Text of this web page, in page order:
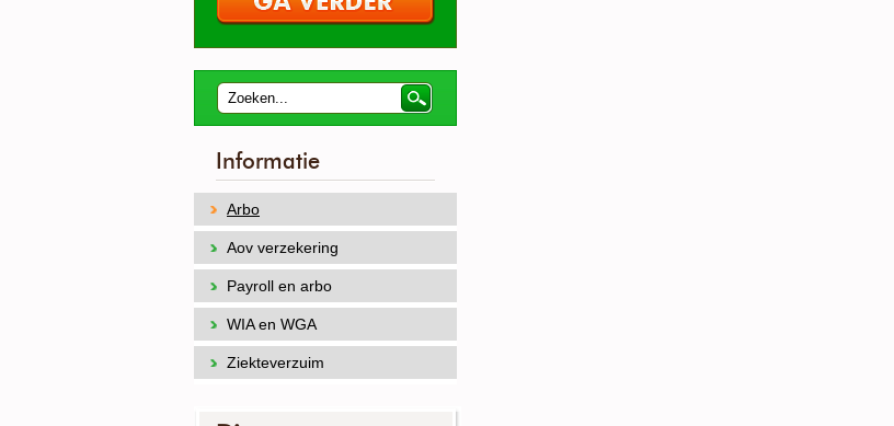
Informatie
Arbo
Aov verzekering
Payroll en arbo
WIA en WGA
Ziekteverzuim